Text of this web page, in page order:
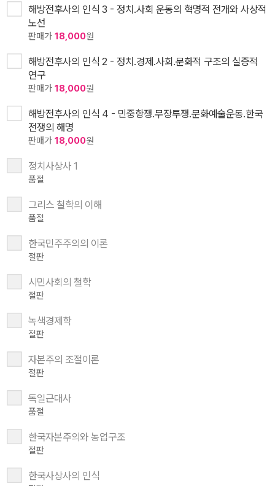
해방전후사의 인식 3 - 정치.사회 운동의 혁명적 전개와 사상적
노선
판매가 18,000원
해방전후사의 인식 2 - 정치.경제.사회.문화적 구조의 실증적
연구
판매가 18,000원
해방전후사의 인식 4 - 민중항쟁.무장투쟁.문화예술운동.한국
전쟁의 해명
판매가 18,000원
정치사상사 1
품절
그리스 철학의 이해
품절
한국민주주의의 이론
절판
시민사회의 철학
절판
녹색경제학
절판
자본주의 조절이론
절판
독일근대사
품절
한국자본주의와 농업구조
절판
한국사상사의 인식